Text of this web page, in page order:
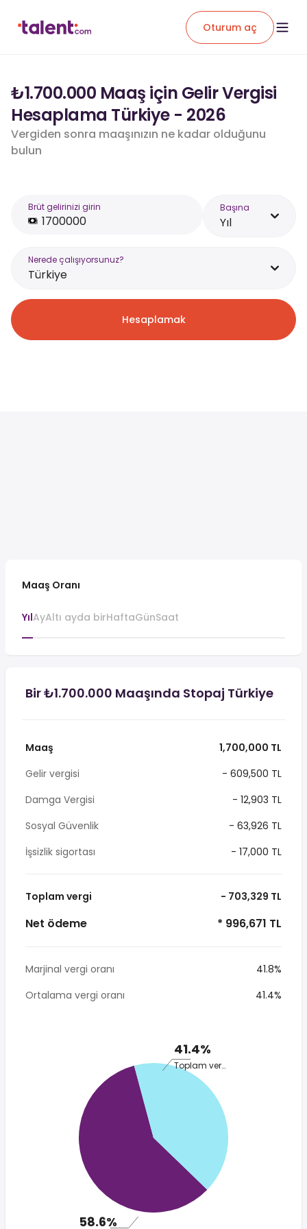
Oturum aç
₺1.700.000 Maaş için Gelir Vergisi
Hesaplama Türkiye - 2026
Vergiden sonra maaşınızın ne kadar olduğunu
bulun
Brüt gelirinizi girin Başına
Yıl
Nerede çalışıyorsunuz?
Türkiye
Hesaplamak
Maaş Oranı
YılAyAltı ayda birHaftaGünSaat
Bir ₺1.700.000 Maaşında Stopaj Türkiye
Maaş
1,700,000 TL
Gelir vergisi
- 609,500 TL
Damga Vergisi
- 12,903 TL
Sosyal Güvenlik
- 63,926 TL
İşsizlik sigortası
- 17,000 TL
Toplam vergi - 703,329 TL
Net ödeme * 996,671 TL
Marjinal vergi oranı
41.8%
Ortalama vergi oranı
41.4%
41.4%
Toplam vergi
58.6%